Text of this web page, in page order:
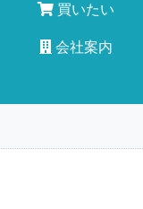
買いたい
会社案内